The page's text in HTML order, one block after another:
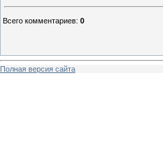
Всего комментариев: 0
Полная версия сайта